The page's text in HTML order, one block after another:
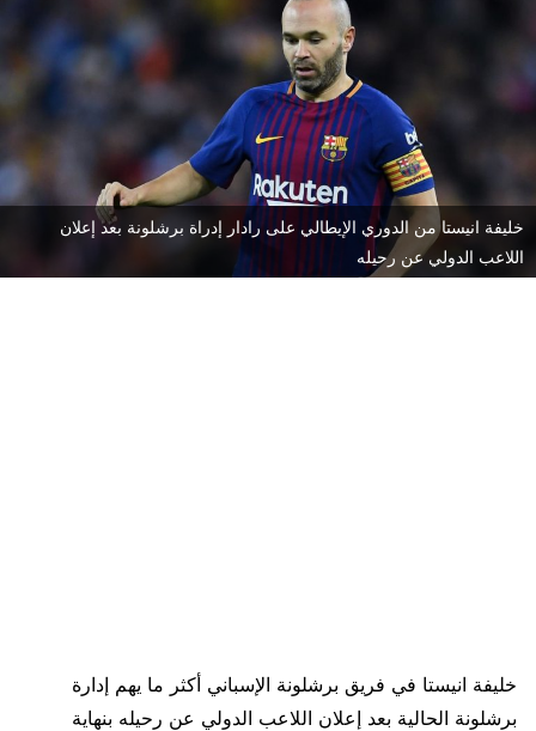
خليفة انيستا من الدوري الإيطالي على رادار إدراة برشلونة بعد إعلان
اللاعب الدولي عن رحيله
خليفة انيستا في فريق برشلونة الإسباني أكثر ما يهم إدارة
برشلونة الحالية بعد إعلان اللاعب الدولي عن رحيله بنهاية